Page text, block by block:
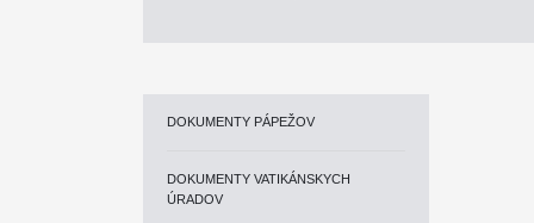
DOKUMENTY PÁPEŽOV
DOKUMENTY VATIKÁNSKYCH
ÚRADOV